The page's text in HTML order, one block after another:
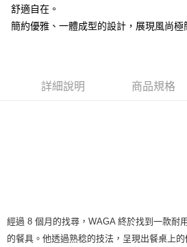
２．便利：只要手機號碼，簡訊認證，即可結帳
３．安心：先確認商品／服務後，再付款。
２．訂單成立數日內，您將收到繳費通知簡訊。
３．收到繳費通知簡訊後14天內，點擊此簡訊
１．透過由恩沛科技股份有限公司提供之「
易，需依本服務之必要範圍內提供個人資料，
權轉讓予恩沛科技股份有限公司。
全家取貨付款
每筆NT$60，滿NT$1,500(含以上)免運費
舒適自在。
簡約優雅、一體成型的設計，展現風尚極
詳細說明 商品規格
經過 8 個月的找尋，WAGA 終於找到一款耐
的餐具。他透過熟稔的技法，呈現出餐桌上